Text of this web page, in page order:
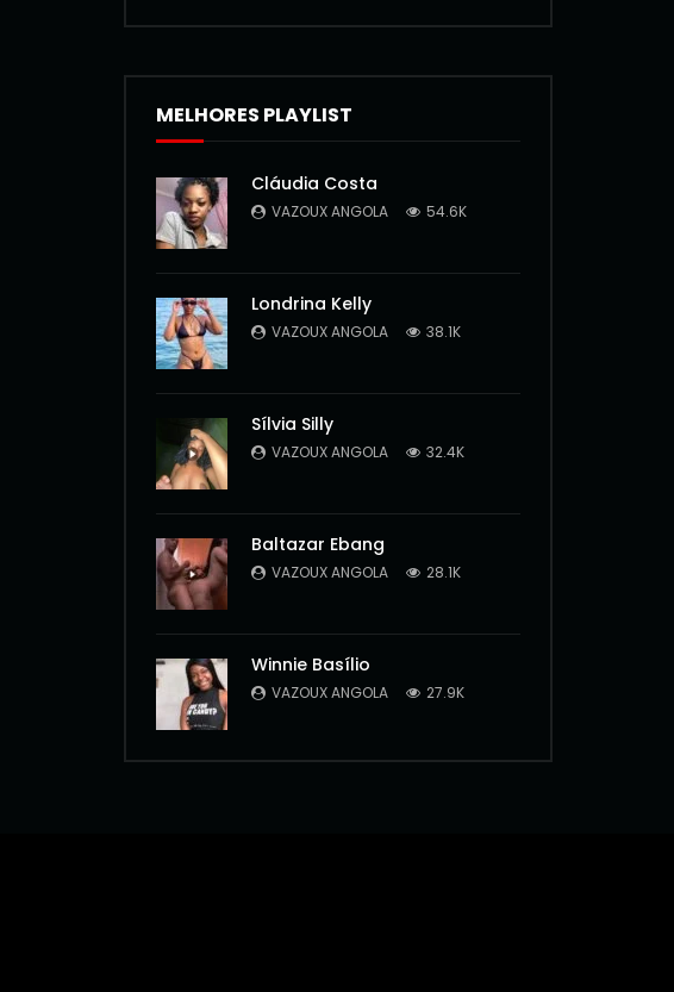
MELHORES PLAYLIST
Cláudia Costa
VAZOUX ANGOLA 54.6K
Londrina Kelly
VAZOUX ANGOLA 38.1K
Sílvia Silly
VAZOUX ANGOLA 32.4K
Baltazar Ebang
VAZOUX ANGOLA 28.1K
Winnie Basílio
VAZOUX ANGOLA 27.9K